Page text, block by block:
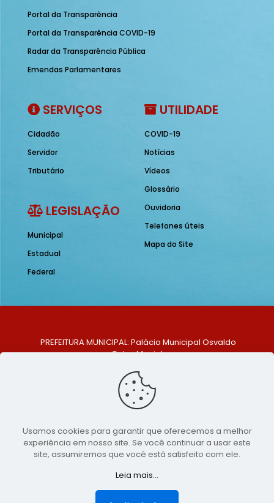
Portal da Transparência
Portal da Transparência COVID-19
Radar da Transparência Pública
Emendas Parlamentares
SERVIÇOS
Cidadão
Servidor
Tributário
LEGISLAÇÃO
Municipal
Estadual
Federal
UTILIDADE
COVID-19
Notícias
Vídeos
Glossário
Ouvidoria
Telefones úteis
Mapa do Site
PREFEITURA MUNICIPAL: Palácio Municipal Osvaldo
Celso Maciel
Centro, São Bento do Una - PE. CEP: 553370-128
TELEFONE: (81) 99548-1569
E-MAIL: ouvidoria@saobentodouna.pe.gov.br
Copyright 2021-2026 - Assessoria de Comunicação da
Prefeitura de São Bento do Una - PE
publicidadeLumusWeb - Agência Digital
Usamos cookies para garantir que oferecemos a melhor
experiência em nosso site. Se você continuar a usar este
site, assumiremos que você está satisfeito com ele.
Leia mais...